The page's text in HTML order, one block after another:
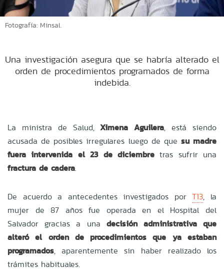
Fotografía: Minsal.
Una investigación asegura que se habría alterado el
orden de procedimientos programados de forma
indebida.
La ministra de Salud,Ximena Aguilera, está siendo
acusada de posibles irregulares luego de que su madre
fuera intervenida el 23 de diciembretras sufrir una
fractura de cadera.
De acuerdo a antecedentes investigados porT13, la
mujer de 87 años fue operada en el Hospital del
Salvador gracias a una decisión administrativa que
alteró el orden de procedimientos que ya estaban
programados, aparentemente sin haber realizado los
trámites habituales.